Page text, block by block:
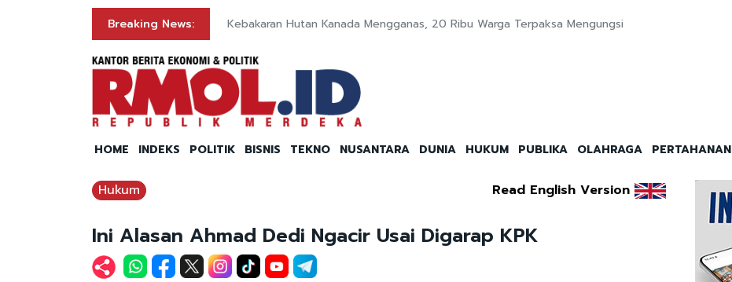
Breaking News: Kebakaran Hutan Kanada Mengganas, 20 Ribu Warga Terpaksa Mengungsi
HOME INDEKS POLITIK BISNIS TEKNO NUSANTARA DUNIA HUKUM PUBLIKA OLAHRAGA PERTAHANAN
Hukum Read English Version
Ini Alasan Ahmad Dedi Ngacir Usai Digarap KPK